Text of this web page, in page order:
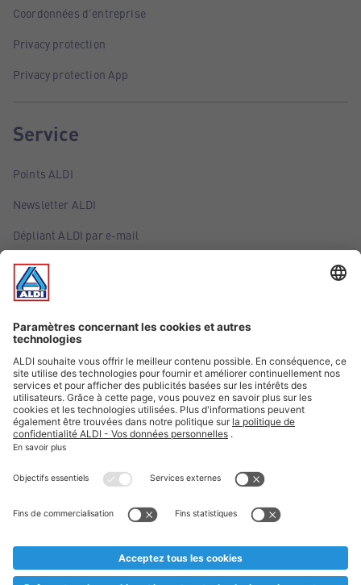
Coordonnées d'entreprise
Privacy protection
Privacy protection App
Service
Points ALDI
Newsletter ALDI
Dépliant ALDI par e-mail
Offres
Infos essentielles
Suivez ALDI Belgique
Textes marqués d'un astérisque et mentions légales
* Nous vendons ces articles temporairement et jusqu'à
au cas où, malgré le planning bien étudié, nous serions
prématurément en rupture de stock. Prix Recupel et TVA incl.
** Sur ce site, l’utilisation de la forme masculine a été adoptée